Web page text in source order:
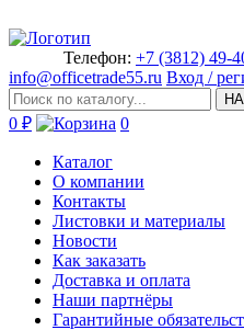
Телефон: +7 (3812) 49-
info@officetrade55.ru Вход /
0 ₽ 0
Каталог
О компании
Контакты
Листовки и материалы
Новости
Как заказать
Доставка и оплата
Наши партнёры
Гарантийные